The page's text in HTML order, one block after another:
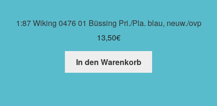
1:87 Wiking 0476 01 Büssing Pri./Pla. blau, neuw./ovp
13,50€
In den Warenkorb